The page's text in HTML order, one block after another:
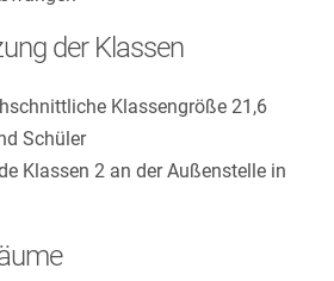
der Klassen
Klassengröße 21,6
Schüler
Klassen 2 an der Außenstelle in